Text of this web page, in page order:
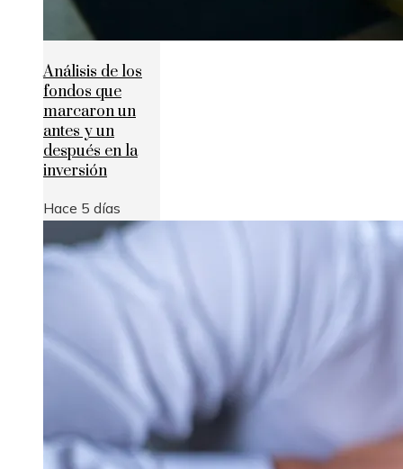
Análisis de los
fondos que
marcaron un
antes y un
después en la
inversión
Hace 5 días